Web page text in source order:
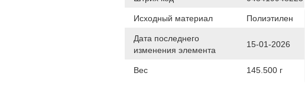
Исходный материал Полиэтилен
Дата последнего
изменения элемента
15-01-2026
Вес 145.500 г